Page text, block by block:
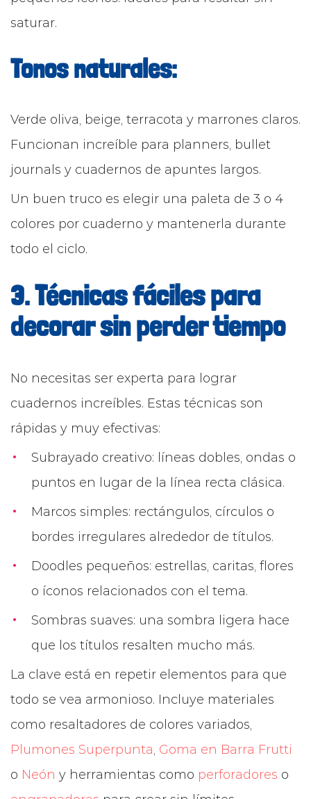
saturar.
Tonos naturales:
Verde oliva, beige, terracota y marrones claros.
Funcionan increíble para planners, bullet
journals y cuadernos de apuntes largos.
Un buen truco es elegir una paleta de 3 o 4
colores por cuaderno y mantenerla durante
todo el ciclo.
3. Técnicas fáciles para
decorar sin perder tiempo
No necesitas ser experta para lograr
cuadernos increíbles. Estas técnicas son
rápidas y muy efectivas:
Subrayado creativo: líneas dobles, ondas o
puntos en lugar de la línea recta clásica.
Marcos simples: rectángulos, círculos o
bordes irregulares alrededor de títulos.
Doodles pequeños: estrellas, caritas, flores
o íconos relacionados con el tema.
Sombras suaves: una sombra ligera hace
que los títulos resalten mucho más.
La clave está en repetir elementos para que
todo se vea armonioso. Incluye materiales
como resaltadores de colores variados,
Plumones Superpunta, Goma en Barra Frutti
o Neón y herramientas como perforadores o